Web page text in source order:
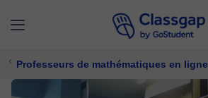
Professeurs de mathématiques en ligne